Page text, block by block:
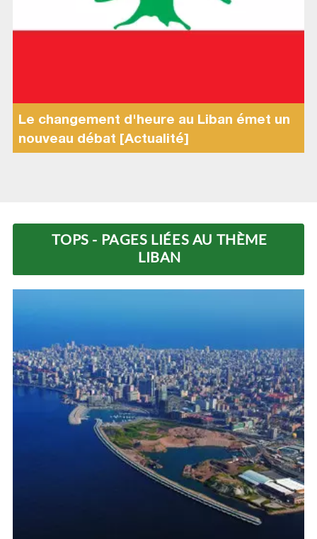
Le changement d'heure au Liban émet un
nouveau débat [Actualité]
TOPS - PAGES LIÉES AU THÈME
LIBAN